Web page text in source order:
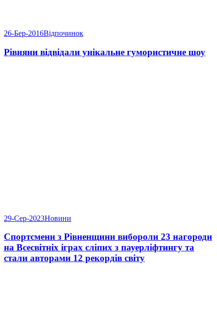
26-Бер-2016Відпочинок
Рівняни відвідали унікальне гумористичне шоу
29-Сер-2023Новини
Спортсмени з Рівненщини вибороли 23 нагороди
на Всесвітніх іграх сліпих з пауерліфтингу та
стали авторами 12 рекордів світу